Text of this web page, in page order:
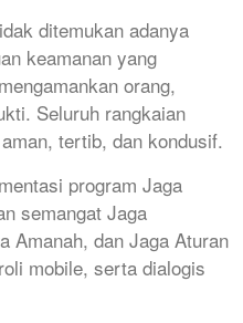
ditemukan adanya
keamanan yang
orang,
Seluruh rangkaian
tertib, dan kondusif.
program Jaga
semangat Jaga
Amanah, dan Jaga Aturan
mobile, serta dialogis